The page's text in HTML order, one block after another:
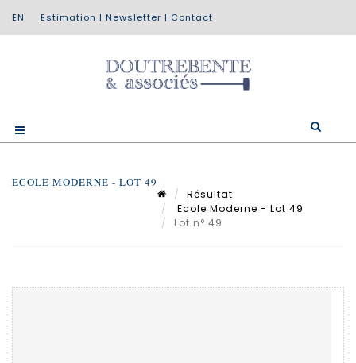
Estimation | Newsletter | Contact
ECOLE MODERNE - LOT 49
Résultat
Ecole Moderne - Lot 49
Lot n° 49